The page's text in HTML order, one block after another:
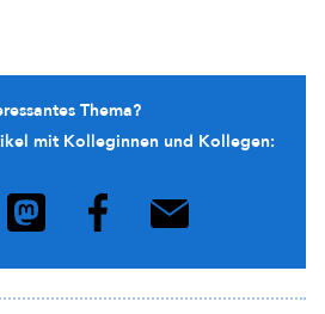
Thema?
mit Kolleginnen und Kollegen: